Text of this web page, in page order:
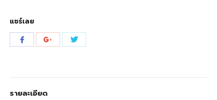
แชร์เลย
Share
Share
รายละเอียด